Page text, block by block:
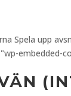
Spela upp
embedded-